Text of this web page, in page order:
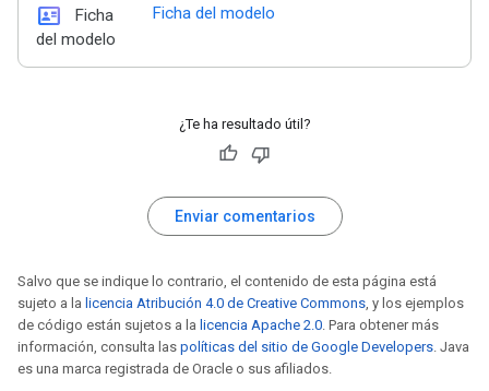
id_card
Ficha
del modelo
Ficha del modelo
¿Te ha resultado útil?
Enviar comentarios
Salvo que se indique lo contrario, el contenido de esta página está
sujeto a la licencia Atribución 4.0 de Creative Commons, y los ejemplos
de código están sujetos a la licencia Apache 2.0. Para obtener más
información, consulta las políticas del sitio de Google Developers. Java
es una marca registrada de Oracle o sus afiliados.